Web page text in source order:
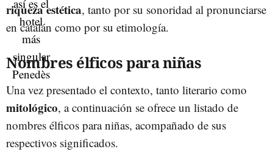
riqueza estética, tanto por su sonoridad al pronunciarse
en catalán como por su etimología.
Nombres élficos para niñas
Una vez presentado el contexto, tanto literario como
mitológico, a continuación se ofrece un listado de
nombres élficos para niñas, acompañado de sus
respectivos significados.